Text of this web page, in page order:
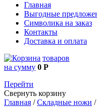
Главная
Выгодные
Символика на заказ
Контакты
Доставка и оплата
товаров
на сумму 0 Р
Перейти
Свернуть корзину
Главная /Складные ножи /